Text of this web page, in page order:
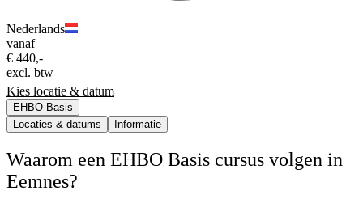
Nederlands
vanaf
€ 440,-
excl. btw
Kies locatie & datum
EHBO Basis
Locaties & datums
Informatie
Waarom een EHBO Basis cursus volgen in
Eemnes?